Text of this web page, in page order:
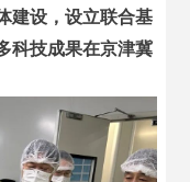
建设，设立联合基
科技成果在京津冀